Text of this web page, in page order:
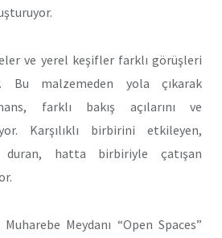
ve yerel keşifler farklı görüşleri
Bu malzemeden yola çıkarak
farklı bakış açılarını ve
Karşılıklı birbirini etkileyen,
duran, hatta birbiriyle çatışan
Meydanı “Open Spaces”